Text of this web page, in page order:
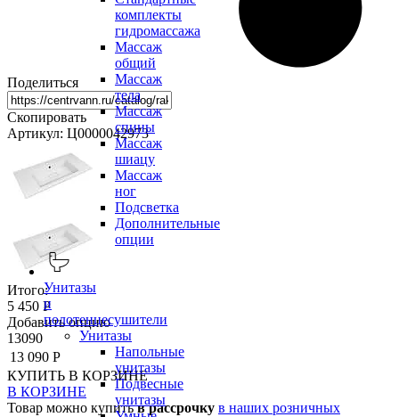
комплекты
гидромассажа
Массаж
общий
Массаж
тела
Массаж
спины
Массаж
шиацу
Массаж
ног
Подсветка
Дополнительные
опции
Унитазы
и
полотенцесушители
Унитазы
Напольные
унитазы
Подвесные
унитазы
Поделиться
Скопировать
Артикул: Ц0000042973
Итого:
5 450 Р
Добавить опцию
13090
13 090 Р
КУПИТЬ В КОРЗИНЕ
В КОРЗИНЕ
Товар можно купитьв рассрочку в наших розничных